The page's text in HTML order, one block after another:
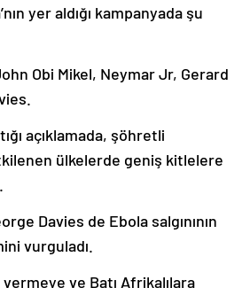
yer aldığı kampanyada şu
Obi Mikel, Neymar Jr, Gerard
açıklamada, şöhretli
ülkelerde geniş kitlelere
Davies de Ebola salgınının
vurguladı.
ve Batı Afrikalılara